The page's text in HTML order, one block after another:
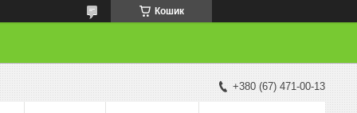
Кошик
+380 (67) 471-00-13